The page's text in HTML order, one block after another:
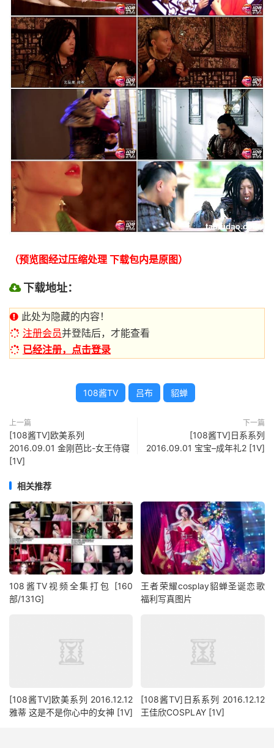
（预览图经过压缩处理 下载包内是原图）
下载地址：
此处为隐藏的内容！
注册会员并登陆后，才能查看
已经注册，点击登录
108酱TV 吕布 貂蝉
上一篇
[108酱TV]欧美系列
2016.09.01 金刚芭比-女王侍寝
[1V]
下一篇
[108酱TV]日系系列
2016.09.01 宝宝–成年礼2 [1V]
相关推荐
108酱TV视频全集打包 [160
部/131G]
王者荣耀cosplay貂蝉圣诞恋歌
福利写真图片
[108酱TV]欧美系列 2016.12.12
雅蒂 这是不是你心中的女神 [1V]
[108酱TV]日系系列 2016.12.12
王佳欣COSPLAY [1V]